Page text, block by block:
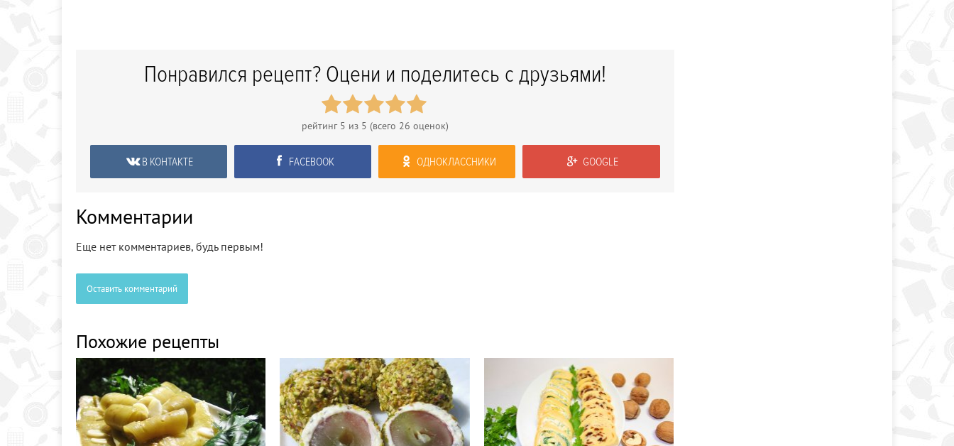
Понравился рецепт? Оцени и поделитесь с друзьями!
рейтинг 5 из 5 (всего 26 оценок)
В КОНТАКТЕ FACEBOOK ОДНОКЛАССНИКИ GOOGLE
Комментарии
Еще нет комментариев, будь первым!
Оставить комментарий
Похожие рецепты